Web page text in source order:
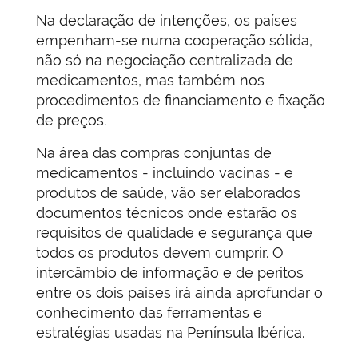
Na declaração de intenções, os países
empenham-se numa cooperação sólida,
não só na negociação centralizada de
medicamentos, mas também nos
procedimentos de financiamento e fixação
de preços.
Na área das compras conjuntas de
medicamentos - incluindo vacinas - e
produtos de saúde, vão ser elaborados
documentos técnicos onde estarão os
requisitos de qualidade e segurança que
todos os produtos devem cumprir. O
intercâmbio de informação e de peritos
entre os dois países irá ainda aprofundar o
conhecimento das ferramentas e
estratégias usadas na Península Ibérica.